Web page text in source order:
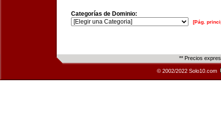
Categorías de Dominio:
[Pág.
** Precios
© 2002/2022 Solo10.com